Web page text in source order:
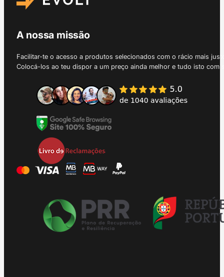
A nossa missão
Facilitar-te o acesso a produtos selecionados com o rácio mais
Colocá-los ao teu dispor a um preço ainda melhor e tudo isto